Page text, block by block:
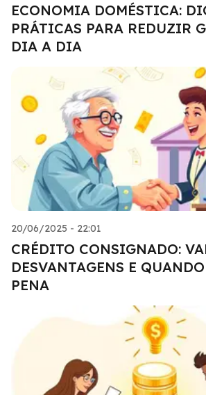
ECONOMIA DOMÉSTICA:
PRÁTICAS PARA REDUZIR
DIA A DIA
20/06/2025 - 22:01
CRÉDITO CONSIGNADO:
DESVANTAGENS E
PENA